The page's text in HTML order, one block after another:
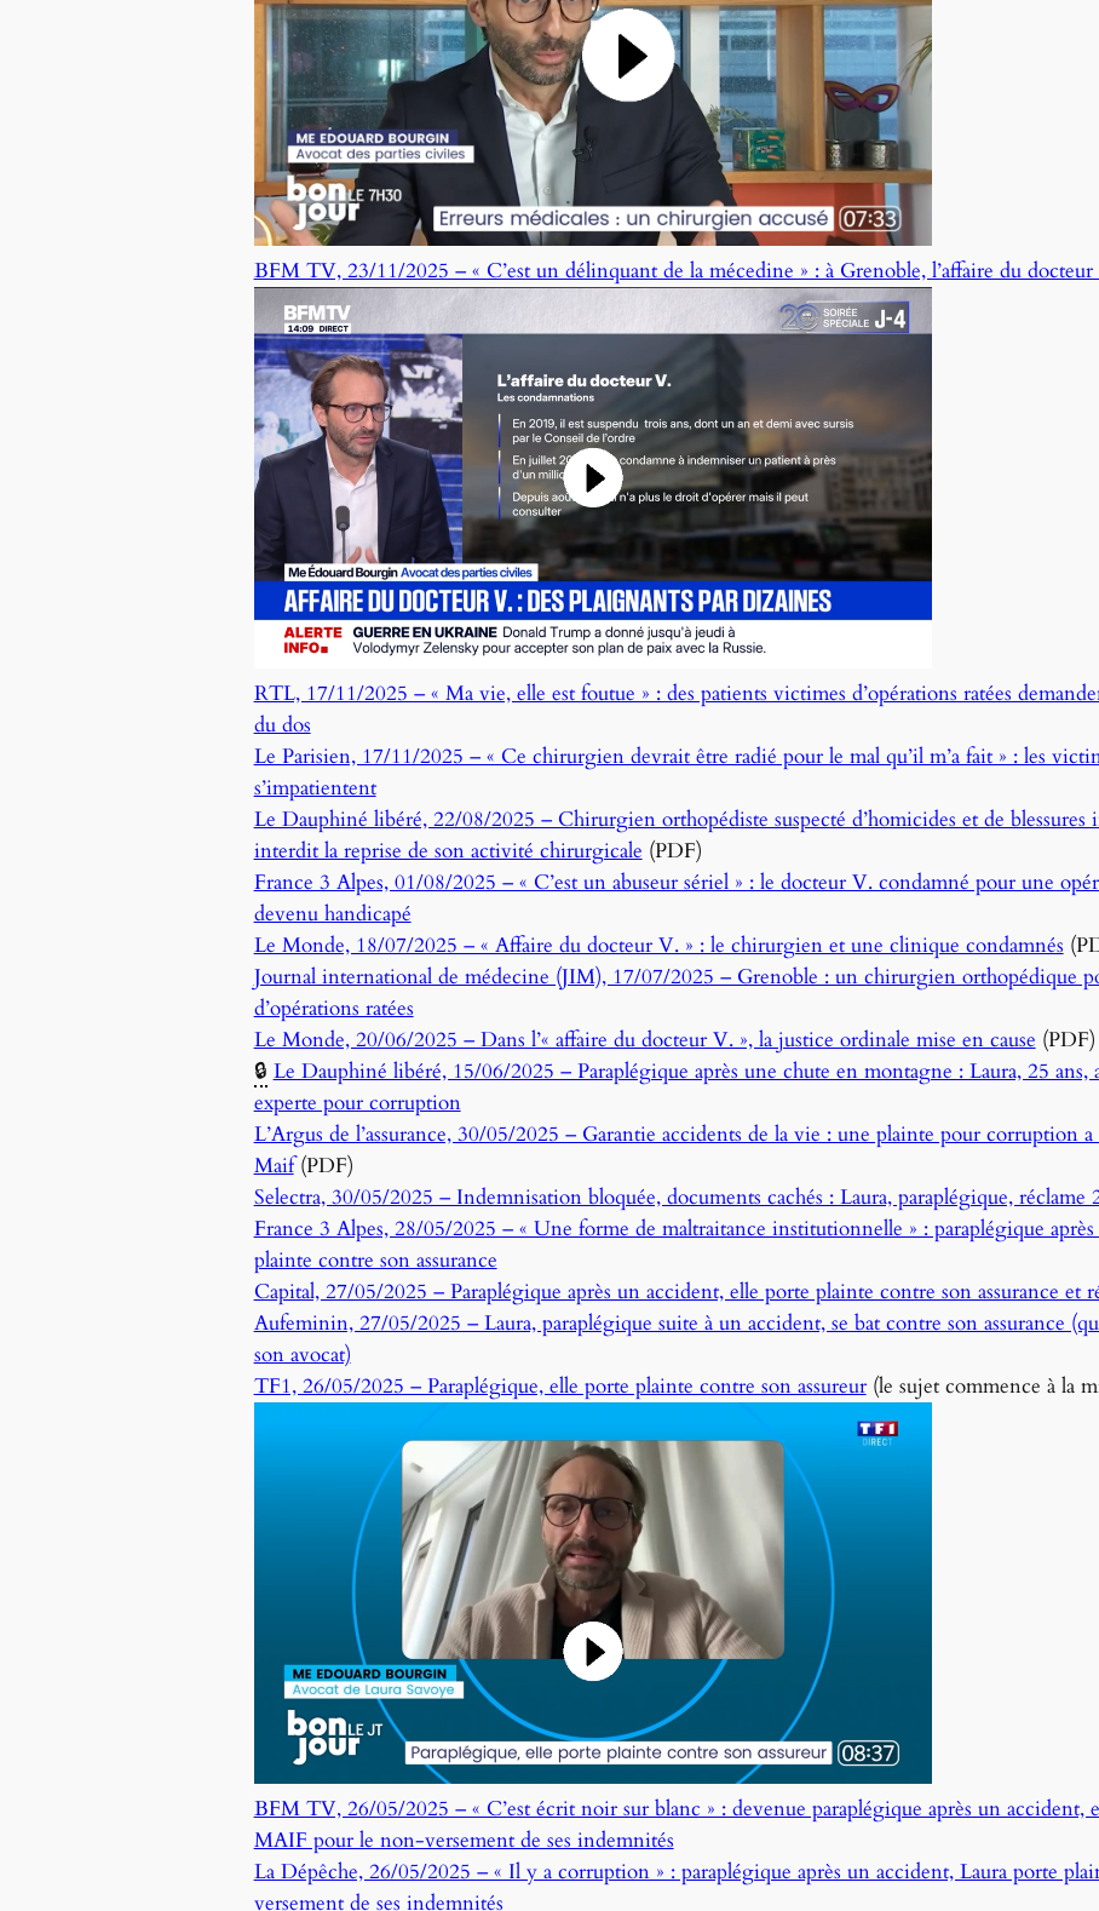
BFM TV, 23/11/2025 – « C’est un délinquant de la mécedine » : à Grenoble, l’affaire du
RTL, 17/11/2025 – « Ma vie, elle est foutue » : des patients victimes d’opérations ratées
du dos
Le Parisien, 17/11/2025 – « Ce chirurgien devrait être radié pour le mal qu’il m’a fait » : les
s’impatientent
Le Dauphiné libéré, 22/08/2025 – Chirurgien orthopédiste suspecté d’homicides et de
interdit la reprise de son activité chirurgicale (PDF)
France 3 Alpes, 01/08/2025 – « C’est un abuseur sériel » : le docteur V. condamné pour une
devenu handicapé
Le Monde, 18/07/2025 – « Affaire du docteur V. » : le chirurgien et une clinique condamnés
Journal international de médecine (JIM), 17/07/2025 – Grenoble : un chirurgien orthopédique
d’opérations ratées
Le Monde, 20/06/2025 – Dans l’« affaire du docteur V. », la justice ordinale mise en cause (PDF)
🔒 Le Dauphiné libéré, 15/06/2025 – Paraplégique après une chute en montagne : Laura, 25
experte pour corruption
L’Argus de l’assurance, 30/05/2025 – Garantie accidents de la vie : une plainte pour corruption a
Maif(PDF)
Selectra, 30/05/2025 – Indemnisation bloquée, documents cachés : Laura, paraplégique, réclame
France 3 Alpes, 28/05/2025 – « Une forme de maltraitance institutionnelle » : paraplégique
plainte contre son assurance
Capital, 27/05/2025 – Paraplégique après un accident, elle porte plainte contre son assurance et
Aufeminin, 27/05/2025 – Laura, paraplégique suite à un accident, se bat contre son assurance
son avocat)
TF1, 26/05/2025 – Paraplégique, elle porte plainte contre son assureur(le sujet commence à la
BFM TV, 26/05/2025 – « C’est écrit noir sur blanc » : devenue paraplégique après un accident,
MAIF pour le non-versement de ses indemnités
La Dépêche, 26/05/2025 – « Il y a corruption » : paraplégique après un accident, Laura porte
versement de ses indemnités